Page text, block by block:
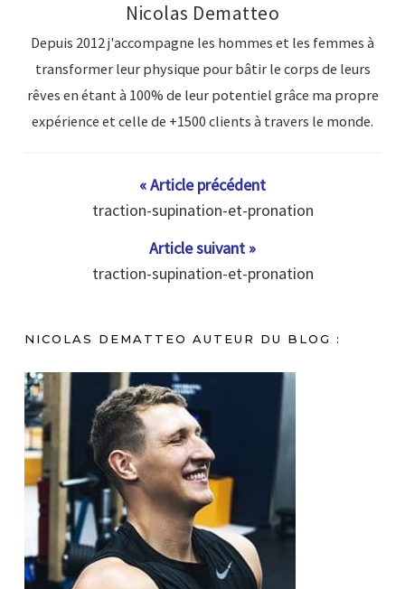
Nicolas Dematteo
Depuis 2012 j'accompagne les hommes et les femmes à
transformer leur physique pour bâtir le corps de leurs
rêves en étant à 100% de leur potentiel grâce ma propre
expérience et celle de +1500 clients à travers le monde.
« Article précédent
traction-supination-et-pronation
Article suivant »
traction-supination-et-pronation
NICOLAS DEMATTEO AUTEUR DU BLOG :